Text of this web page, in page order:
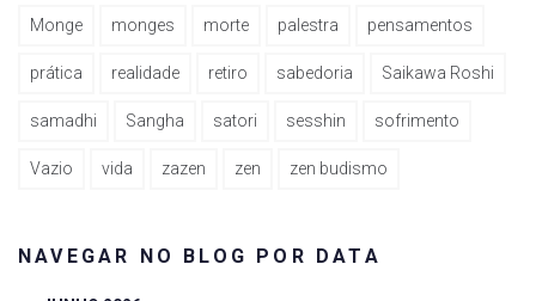
Monge monges morte palestra pensamentos
prática realidade retiro sabedoria Saikawa Roshi
samadhi Sangha satori sesshin sofrimento
Vazio vida zazen zen zen budismo
NAVEGAR NO BLOG POR DATA